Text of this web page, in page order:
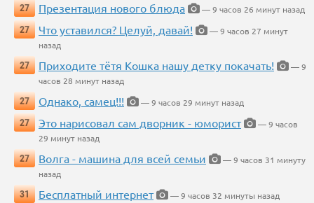
27
Презентация нового блюда
— 9 часов 26 минут назад
27
Что уставился? Целуй, давай!
— 9 часов 27 минут
назад
27
Приходите тётя Кошка нашу детку покачать!
— 9
часов 28 минут назад
27
Однако, самец!!!
— 9 часов 29 минут назад
27
Это нарисовал сам дворник - юморист
— 9 часов
29 минут назад
27
Волга - машина для всей семьи
— 9 часов 31 минуту
назад
31
Бесплатный интернет
— 9 часов 32 минуты назад